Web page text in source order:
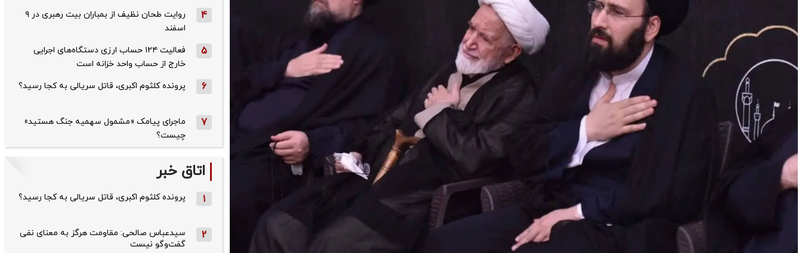
4
روایت طحان‌ نظیف از بمباران بیت رهبری در ۹
اسفند
5
فعالیت ۱۲۴ حساب ارزی دستگاه‌های اجرایی
خارج از حساب واحد خزانه است
6 پرونده کلثوم اکبری، قاتل سریالی به کجا رسید؟
7
ماجرای پیامک «مشمول سهمیه جنگ هستید»
چیست؟
اتاق خبر
1 پرونده کلثوم اکبری، قاتل سریالی به کجا رسید؟
2
سیدعباس صالحی: مقاومت هرگز به معنای نفی
گفت‌وگو نیست